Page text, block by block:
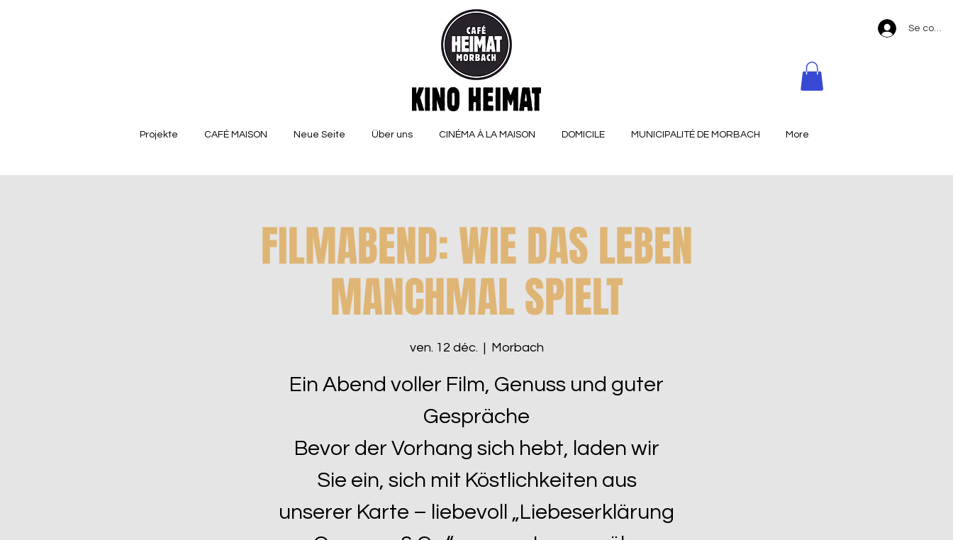
Se
Projekte CAFÉ MAISON Neue Seite Über uns CINÉMA À LA MAISON DOMICILE MUNICIPALITÉ DE MORBACH More
FILMABEND: WIE DAS LEBEN
MANCHMAL SPIELT
ven. 12 déc.
  |
Morbach
Ein Abend voller Film, Genuss und guter
Gespräche
Bevor der Vorhang sich hebt, laden wir
Sie ein, sich mit Köstlichkeiten aus
unserer Karte – liebevoll „Liebeserklärung